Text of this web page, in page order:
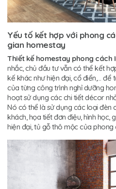
Yếu tố kết hợp với phong
gian homestay
Thiết kế homestay phong cách
nhắc, chủ đầu tư vẫn có thể kết
kế khác như hiện đại, cổ điển,…
của từng công trình nghỉ dưỡng
hoạt sử dụng các chi tiết décor
Nó có thể là sử dụng các loại đèn
khách, họa tiết đơn điệu, hình học,
hiện đại, tủ gỗ thô mộc của phong